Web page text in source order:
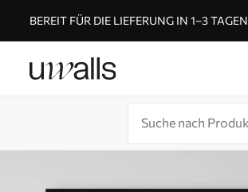
BEREIT FÜR DIE LIEFERUNG IN 1–3 TAGEN